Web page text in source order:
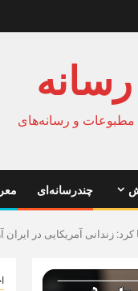
مطبوعات و رسانه‌های
چندرسانه‌ای
کرد: زندانی آمریکایی در ایران